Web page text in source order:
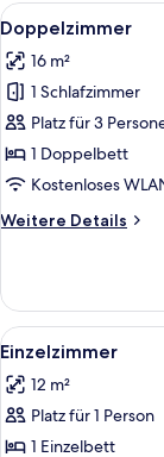
Alle
Fotos
für
Doppelzimmer
anzeigen
10
Doppelzimmer
16 m²
1 Schlafzimmer
Platz für 3
1 Doppelbett
Kostenloses
Weitere Details
Weitere
Alle
Fotos
für
Einzelzimmer
anzeigen
3
Einzelzimmer
12 m²
Platz für 1 Person
1 Einzelbett